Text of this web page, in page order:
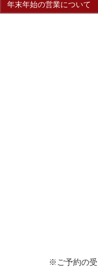
年末年始の営業について
※ご予約の